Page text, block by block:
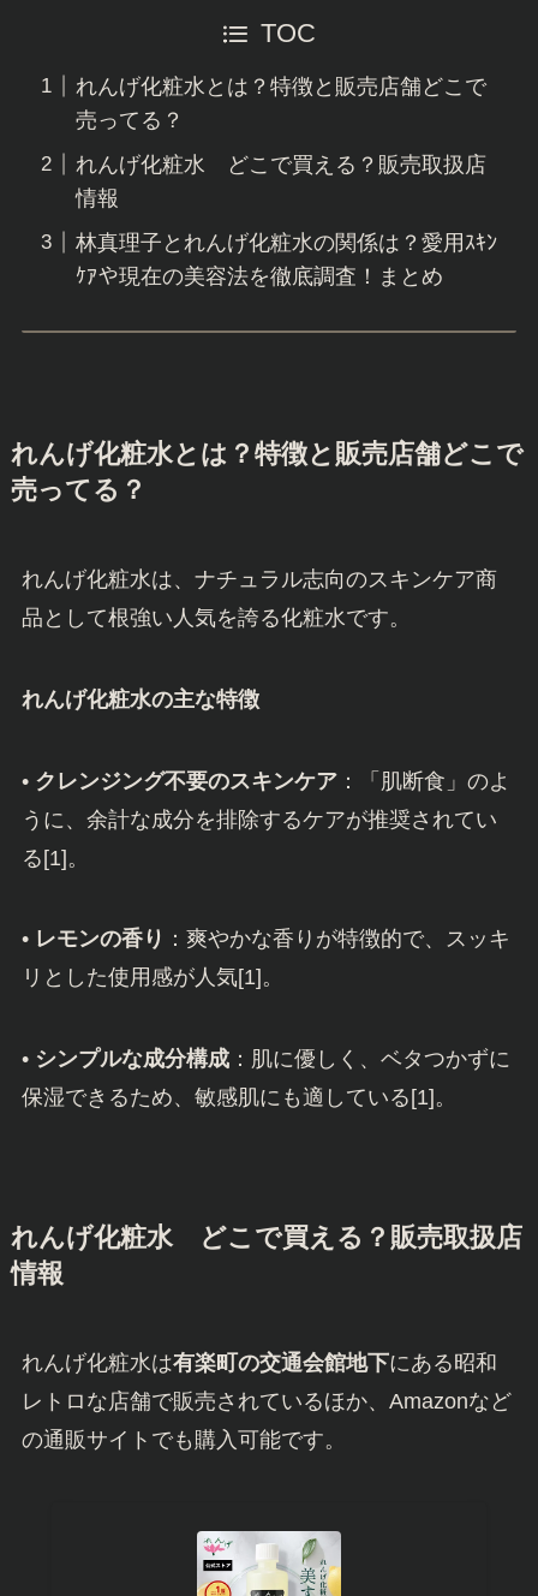
TOC
れんげ化粧水とは？特徴と販売店舗どこで
売ってる？
れんげ化粧水 どこで買える？販売取扱店
情報
林真理子とれんげ化粧水の関係は？愛用ｽｷﾝ
ｹｱや現在の美容法を徹底調査！まとめ
れんげ化粧水とは？特徴と販売店舗どこで
売ってる？
れんげ化粧水は、ナチュラル志向のスキンケア商
品として根強い人気を誇る化粧水です。
れんげ化粧水の主な特徴
• クレンジング不要のスキンケア：「肌断食」のよ
うに、余計な成分を排除するケアが推奨されてい
る[1]。
• レモンの香り ：爽やかな香りが特徴的で、スッキ
リとした使用感が人気[1]。
• シンプルな成分構成：肌に優しく、ベタつかずに
保湿できるため、敏感肌にも適している[1]。
れんげ化粧水
どこで買える？販売取扱店
情報
れんげ化粧水は有楽町の交通会館地下にある昭和
レトロな店舗で販売されているほか、Amazonなど
の通販サイトでも購入可能です。